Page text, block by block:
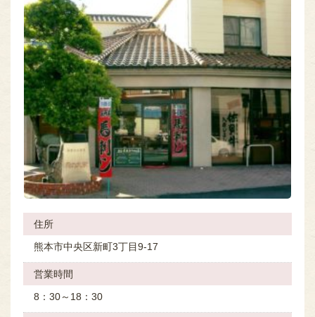
住所
熊本市中央区新町3丁目9-17
営業時間
8：30～18：30
nikuren@ninus.ocn.ne.jp
096-372-4994
平日(土日祝休み)
9:00〜17:00